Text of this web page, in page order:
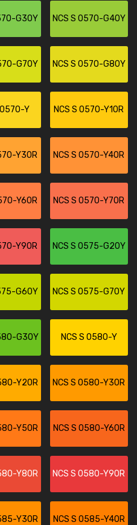
G30Y NCS S 0570-G40Y
G70Y NCS S 0570-G80Y
0570-Y NCS S 0570-Y10R
Y30R NCS S 0570-Y40R
Y60R NCS S 0570-Y70R
Y90R NCS S 0575-G20Y
G60Y NCS S 0575-G70Y
G30Y NCS S 0580-Y
Y20R NCS S 0580-Y30R
Y50R NCS S 0580-Y60R
Y80R NCS S 0580-Y90R
Y30R NCS S 0585-Y40R